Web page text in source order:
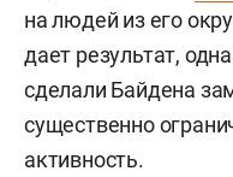
на людей из его
дает результат,
сделали Байдена
существенно
активность.